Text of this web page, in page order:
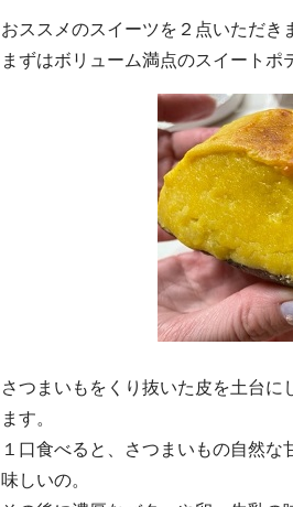
おススメのスイーツを２点いただき
まずはボリューム満点のスイートポ
さつまいもをくり抜いた皮を土台
ます。
１口食べると、さつまいもの自然
味しいの。